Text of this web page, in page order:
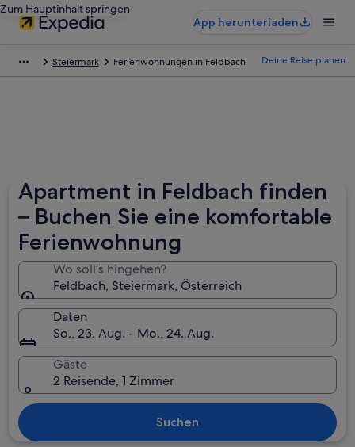
Zum Hauptinhalt springen
App herunterladen
Steiermark Ferienwohnungen in Feldbach Deine Reise planen
Apartment in Feldbach finden
– Buchen Sie eine komfortable
Ferienwohnung
Wo soll’s hingehen?
Feldbach, Steiermark, Österreich
Daten
So., 23. Aug. - Mo., 24. Aug.
Gäste
2 Reisende, 1 Zimmer
Suchen